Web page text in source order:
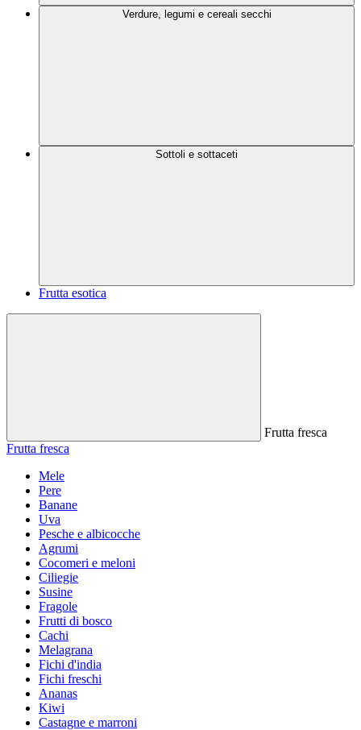
Verdure, legumi e cereali secchi
Sottoli e sottaceti
Frutta esotica
Frutta fresca
Frutta fresca
Mele
Pere
Banane
Uva
Pesche e albicocche
Agrumi
Cocomeri e meloni
Ciliegie
Susine
Fragole
Frutti di bosco
Cachi
Melagrana
Fichi d'india
Fichi freschi
Ananas
Kiwi
Castagne e marroni